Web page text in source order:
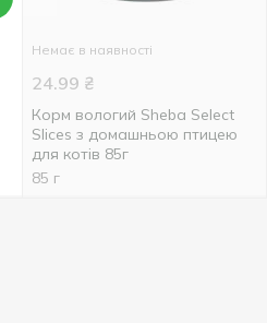
Немає в наявності
24.99 ₴
Корм вологий Sheba Select
Slices з домашньою птицею
для котів 85г
85 г